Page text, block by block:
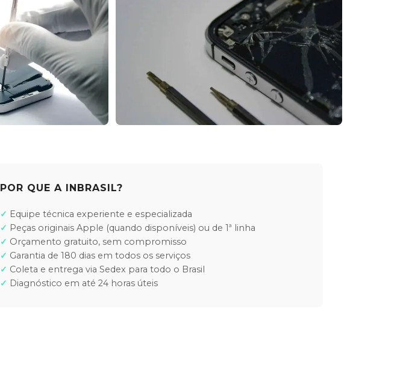
POR QUE A INBRASIL?
Equipe técnica experiente e especializada
Peças originais Apple (quando disponíveis) ou de 1ª linha
Orçamento gratuito, sem compromisso
Garantia de 180 dias em todos os serviços
Coleta e entrega via Sedex para todo o Brasil
Diagnóstico em até 24 horas úteis